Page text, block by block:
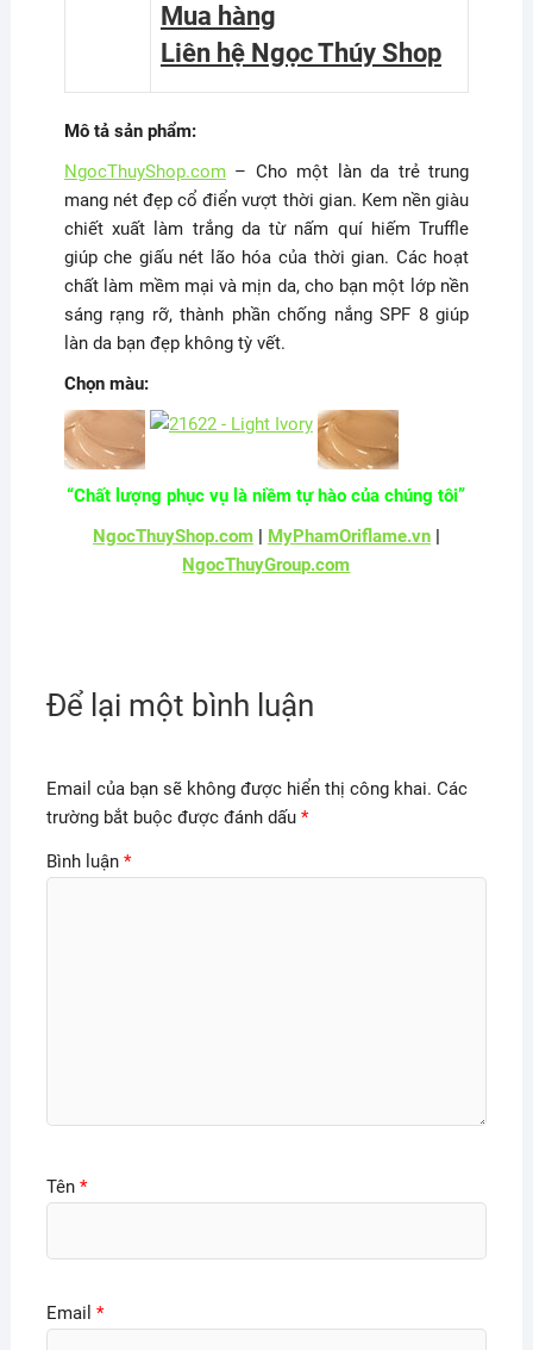
Mua hàng
Liên hệ Ngọc Thúy Shop
Mô tả sản phẩm:
NgocThuyShop.com– Cho một làn da trẻ trung
mang nét đẹp cổ điển vượt thời gian. Kem nền giàu
chiết xuất làm trắng da từ nấm quí hiếm Truffle
giúp che giấu nét lão hóa của thời gian. Các hoạt
chất làm mềm mại và mịn da, cho bạn một lớp nền
sáng rạng rỡ, thành phần chống nắng SPF 8 giúp
làn da bạn đẹp không tỳ vết.
Chọn màu:
“Chất lượng phục vụ là niềm tự hào của chúng tôi”
NgocThuyShop.com| MyPhamOriflame.vn|
NgocThuyGroup.com
Để lại một bình luận
Email của bạn sẽ không được hiển thị công khai. Các
trường bắt buộc được đánh dấu *
Bình luận *
Tên *
Email *